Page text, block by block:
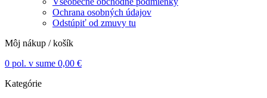
Ochrana osobných údajov
Odstúpiť od zmuvy tu
Môj nákup / košík
0 pol. v sume 0,00 €
Kategórie